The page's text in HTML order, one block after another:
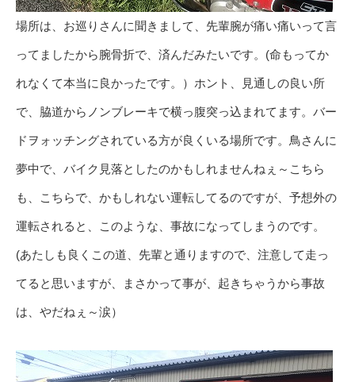
場所は、お巡りさんに聞きまして、先輩腕が痛い痛いって言
ってましたから腕骨折で、済んだみたいです。(命もってか
れなくて本当に良かったです。）ホント、見通しの良い所
で、脇道からノンブレーキで横っ腹突っ込まれてます。バー
ドヲォッチングされている方が良くいる場所です。鳥さんに
夢中で、バイク見落としたのかもしれませんねぇ～こちら
も、こちらで、かもしれない運転してるのですが、予想外の
運転されると、このような、事故になってしまうのです。
(あたしも良くこの道、先輩と通りますので、注意して走っ
てると思いますが、まさかって事が、起きちゃうから事故
は、やだねぇ～涙）